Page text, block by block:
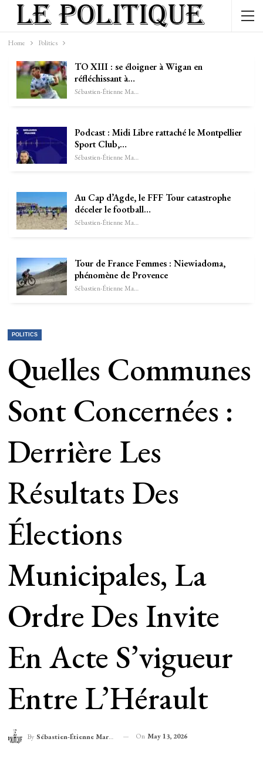
Home Politics
TO XIII : se éloigner à Wigan en
réfléchissant à…
Sébastien-Étienne Marechal
Podcast : Midi Libre rattaché le Montpellier
Sport Club,…
Sébastien-Étienne Marechal
Au Cap d’Agde, le FFF Tour catastrophe
déceler le football…
Sébastien-Étienne Marechal
Tour de France Femmes : Niewiadoma,
phénomène de Provence
Sébastien-Étienne Marechal
POLITICS
Quelles Communes
Sont Concernées :
Derrière Les
Résultats Des
Élections
Municipales, La
Ordre Des Invite
En Acte S’vigueur
Entre L’Hérault
By Sébastien-Étienne Marechal On May 13, 2026